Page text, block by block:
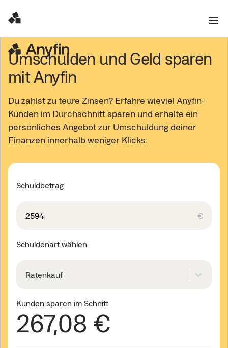
Umschulden und Geld sparen
mit Anyfin
Du zahlst zu teure Zinsen? Erfahre wieviel Anyfin-
Kunden im Durchschnitt sparen und erhalte ein
persönliches Angebot zur Umschuldung deiner
Finanzen innerhalb weniger Klicks.
Schuldbetrag
€
Schuldenart wählen
Ratenkauf
Kunden sparen im Schnitt
267,08 €